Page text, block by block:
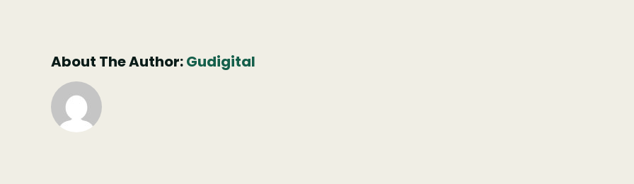
About The Author:Gudigital